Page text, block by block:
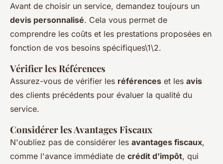
Avant de choisir un service, demandez toujours un
devis personnalisé. Cela vous permet de
comprendre les coûts et les prestations proposées en
fonction de vos besoins spécifiques\1\2.
Vérifier les Références
Assurez-vous de vérifier les références et les avis
des clients précédents pour évaluer la qualité du
service.
Considérer les Avantages Fiscaux
N'oubliez pas de considérer les avantages fiscaux,
comme l'avance immédiate de crédit d'impôt, qui